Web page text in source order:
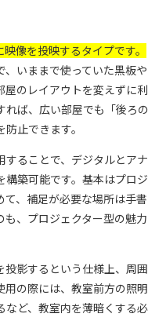
像を投映するタイプです。
いままで使っていた黒板や
屋のレイアウトを変えずに利
ば、広い部屋でも「後ろの
止できます。
することで、デジタルとアナ
構築可能です。基本はプロジ
、補足が必要な場所は手書
、プロジェクター型の魅力
投影するという仕様上、周囲
用の際には、教室前方の照明
など、教室内を薄暗くする必